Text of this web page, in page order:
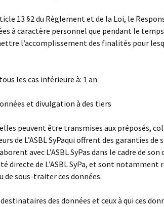
13 §2 du Règlement et de la Loi, le
à caractère personnel que pendant le
l’accomplissement des finalités pour
les cas inférieure à: 1 an
et divulgation à des tiers
peuvent être transmises aux préposés,
de L’ASBL SyPaqui offrent des garanties de
avec L’ASBL SyPas dans le cadre de
directe de L’ASBL SyPa, et sont notamment
de sous-traiter ces données.
des données et ceux à qui ces